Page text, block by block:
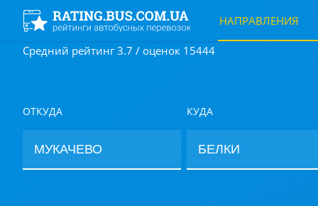
НАПРАВЛЕНИЯ
Средний рейтинг 3.7 / оценок 15444
ОТКУДА КУДА